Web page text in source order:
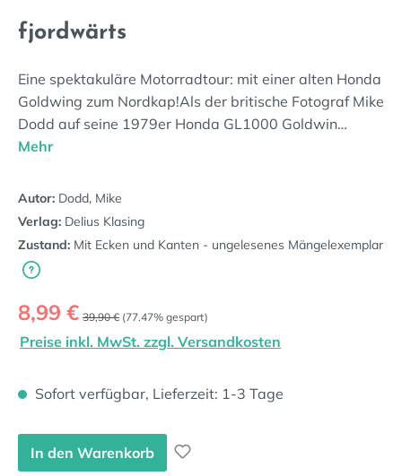
fjordwärts
Eine spektakuläre Motorradtour: mit einer alten Honda
Goldwing zum Nordkap!Als der britische Fotograf Mike
Dodd auf seine 1979er Honda GL1000 Goldwin…
Mehr
Autor: Dodd, Mike
Verlag: Delius Klasing
Zustand: Mit Ecken und Kanten - ungelesenes Mängelexemplar
Verkaufspreis:
8,99 € Regulärer Preis:
39,90 € (77.47% gespart)
Preise inkl. MwSt. zzgl. Versandkosten
Sofort verfügbar, Lieferzeit: 1-3 Tage
In den Warenkorb